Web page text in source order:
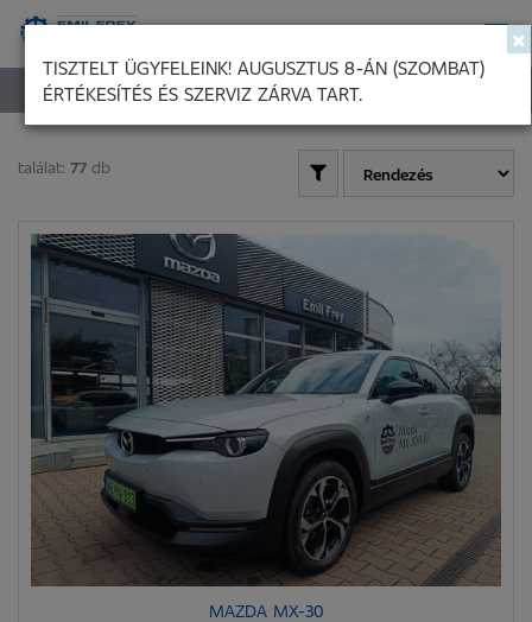
KIEMELT HASZNÁLTAUTÓ KÍNÁLATUNK
találat: 77 db
MAZDA MX-30
×
TISZTELT ÜGYFELEINK! AUGUSZTUS 8-ÁN (SZOMBAT)
ÉRTÉKESÍTÉS ÉS SZERVIZ ZÁRVA TART.